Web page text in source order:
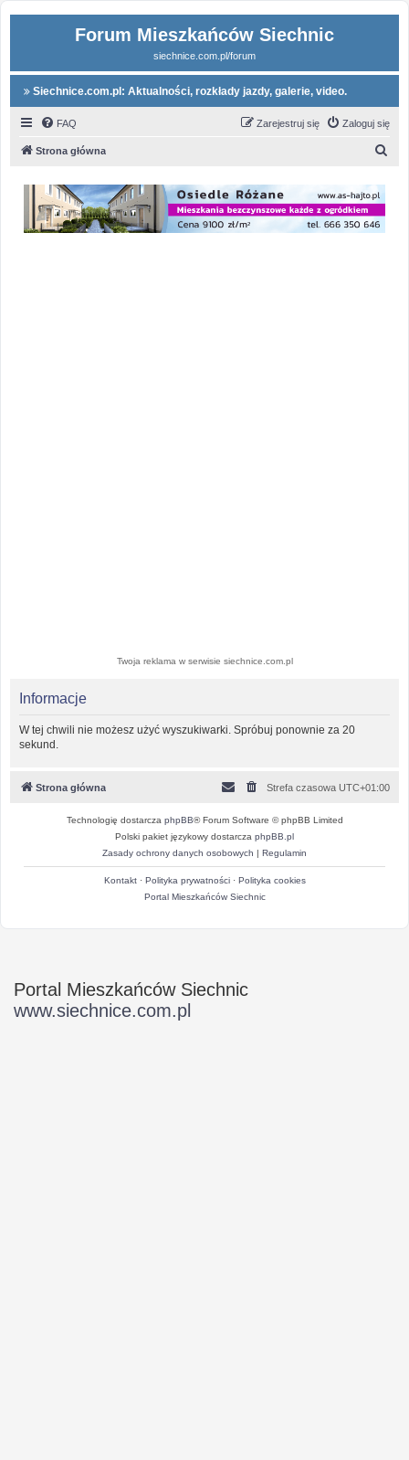
Forum Mieszkańców Siechnic
siechnice.com.pl/forum
Siechnice.com.pl: Aktualności, rozkłady jazdy, galerie, video.
FAQ Zaloguj się
Zarejestruj się
Strona główna
Twoja reklama w serwisie siechnice.com.pl
Informacje
W tej chwili nie możesz użyć wyszukiwarki. Spróbuj ponownie za 20
sekund.
Strona główna Strefa czasowa UTC+01:00
Technologię dostarcza phpBB® Forum Software © phpBB Limited
Polski pakiet językowy dostarcza phpBB.pl
Zasady ochrony danych osobowych | Regulamin
Kontakt· Polityka prywatności· Polityka cookies
Portal Mieszkańców Siechnic
Portal Mieszkańców Siechnic
www.siechnice.com.pl